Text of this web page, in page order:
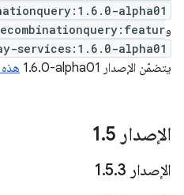
alpha01
و
services:1.6.0-alpha01
يتضمّن الإصدار ‎1.6.0-alpha01
هذه
الإصدار 1 .5
الإصدار 1 .5.3